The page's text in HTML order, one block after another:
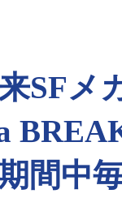
SFメ
間中